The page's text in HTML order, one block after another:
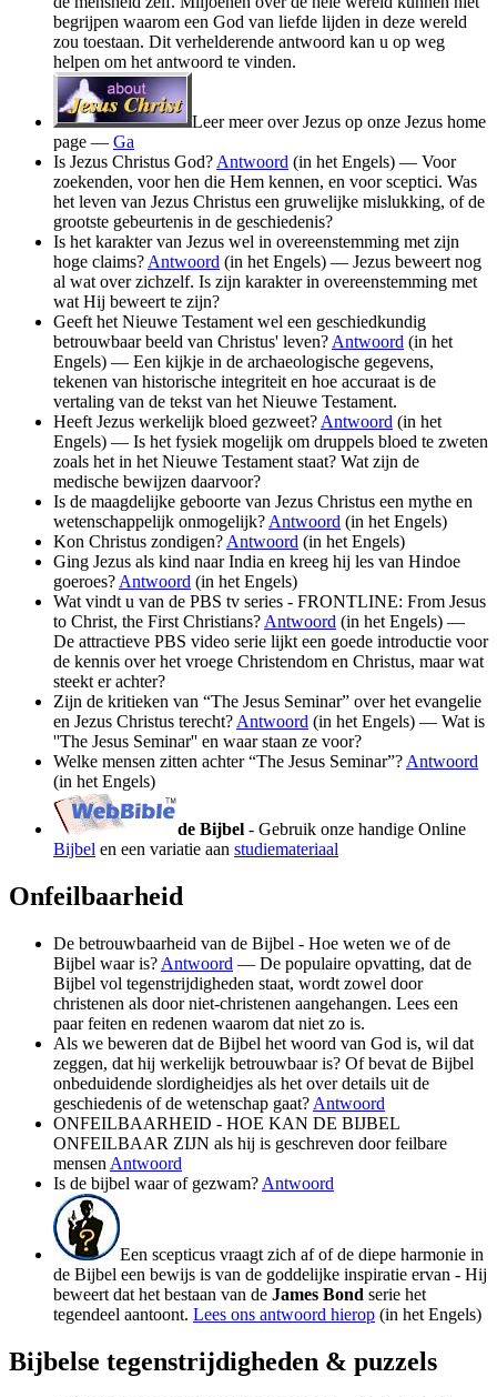
begrijpen waarom een God van liefde lijden in deze wereld
zou toestaan. Dit verhelderende antwoord kan u op weg
helpen om het antwoord te vinden.
Leer meer over Jezus op onze Jezus home
page — Ga
Is Jezus Christus God? Antwoord (in het Engels) — Voor
zoekenden, voor hen die Hem kennen, en voor sceptici. Was
het leven van Jezus Christus een gruwelijke mislukking, of de
grootste gebeurtenis in de geschiedenis?
Is het karakter van Jezus wel in overeenstemming met zijn
hoge claims? Antwoord (in het Engels) — Jezus beweert nog
al wat over zichzelf. Is zijn karakter in overeenstemming met
wat Hij beweert te zijn?
Geeft het Nieuwe Testament wel een geschiedkundig
betrouwbaar beeld van Christus' leven? Antwoord (in het
Engels) — Een kijkje in de archaeologische gegevens,
tekenen van historische integriteit en hoe accuraat is de
vertaling van de tekst van het Nieuwe Testament.
Heeft Jezus werkelijk bloed gezweet? Antwoord (in het
Engels) — Is het fysiek mogelijk om druppels bloed te zweten
zoals het in het Nieuwe Testament staat? Wat zijn de
medische bewijzen daarvoor?
Is de maagdelijke geboorte van Jezus Christus een mythe en
wetenschappelijk onmogelijk? Antwoord (in het Engels)
Kon Christus zondigen? Antwoord (in het Engels)
Ging Jezus als kind naar India en kreeg hij les van Hindoe
goeroes? Antwoord (in het Engels)
Wat vindt u van de PBS tv series - FRONTLINE: From Jesus
to Christ, the First Christians? Antwoord (in het Engels) —
De attractieve PBS video serie lijkt een goede introductie voor
de kennis over het vroege Christendom en Christus, maar wat
steekt er achter?
Zijn de kritieken van “The Jesus Seminar” over het evangelie
en Jezus Christus terecht? Antwoord (in het Engels) — Wat is
''The Jesus Seminar'' en waar staan ze voor?
Welke mensen zitten achter “The Jesus Seminar”? Antwoord
(in het Engels)
de Bijbel - Gebruik onze handige Online
Bijbel en een variatie aan studiemateriaal
Onfeilbaarheid
De betrouwbaarheid van de Bijbel - Hoe weten we of de
Bijbel waar is? Antwoord — De populaire opvatting, dat de
Bijbel vol tegenstrijdigheden staat, wordt zowel door
christenen als door niet-christenen aangehangen. Lees een
paar feiten en redenen waarom dat niet zo is.
Als we beweren dat de Bijbel het woord van God is, wil dat
zeggen, dat hij werkelijk betrouwbaar is? Of bevat de Bijbel
onbeduidende slordigheidjes als het over details uit de
geschiedenis of de wetenschap gaat? Antwoord
ONFEILBAARHEID - HOE KAN DE BIJBEL
ONFEILBAAR ZIJN als hij is geschreven door feilbare
mensen Antwoord
Is de bijbel waar of gezwam? Antwoord
Een scepticus vraagt zich af of de diepe harmonie in
de Bijbel een bewijs is van de goddelijke inspiratie ervan - Hij
beweert dat het bestaan van de James Bond serie het
tegendeel aantoont. Lees ons antwoord hierop (in het Engels)
Bijbelse tegenstrijdigheden & puzzels